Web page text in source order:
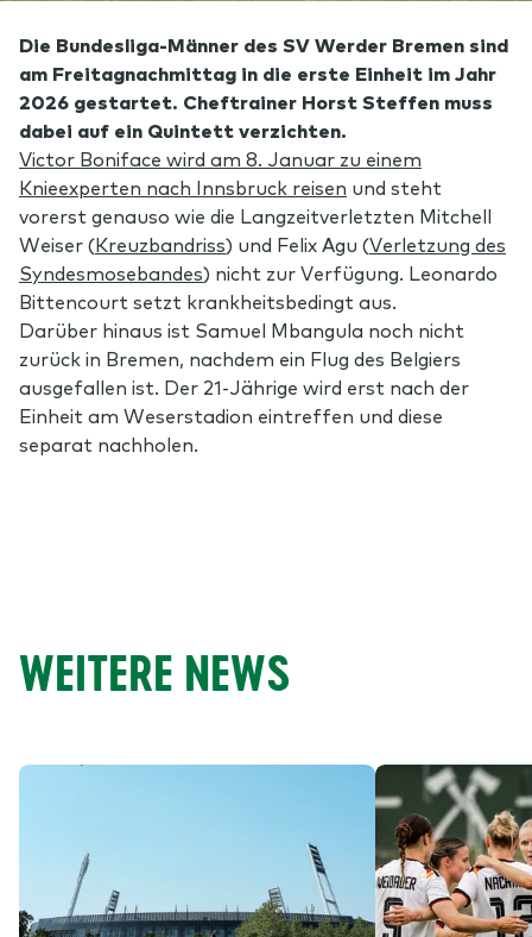
Die Bundesliga-Männer des SV Werder Bremen sind
am Freitagnachmittag in die erste Einheit im Jahr
2026 gestartet. Cheftrainer Horst Steffen muss
dabei auf ein Quintett verzichten.
Victor Boniface wird am 8. Januar zu einem
Knieexperten nach Innsbruck reisen und steht
vorerst genauso wie die Langzeitverletzten Mitchell
Weiser (Kreuzbandriss) und Felix Agu (Verletzung des
Syndesmosebandes) nicht zur Verfügung. Leonardo
Bittencourt setzt krankheitsbedingt aus.
Darüber hinaus ist Samuel Mbangula noch nicht
zurück in Bremen, nachdem ein Flug des Belgiers
ausgefallen ist. Der 21-Jährige wird erst nach der
Einheit am Weserstadion eintreffen und diese
separat nachholen.
WEITERE NEWS